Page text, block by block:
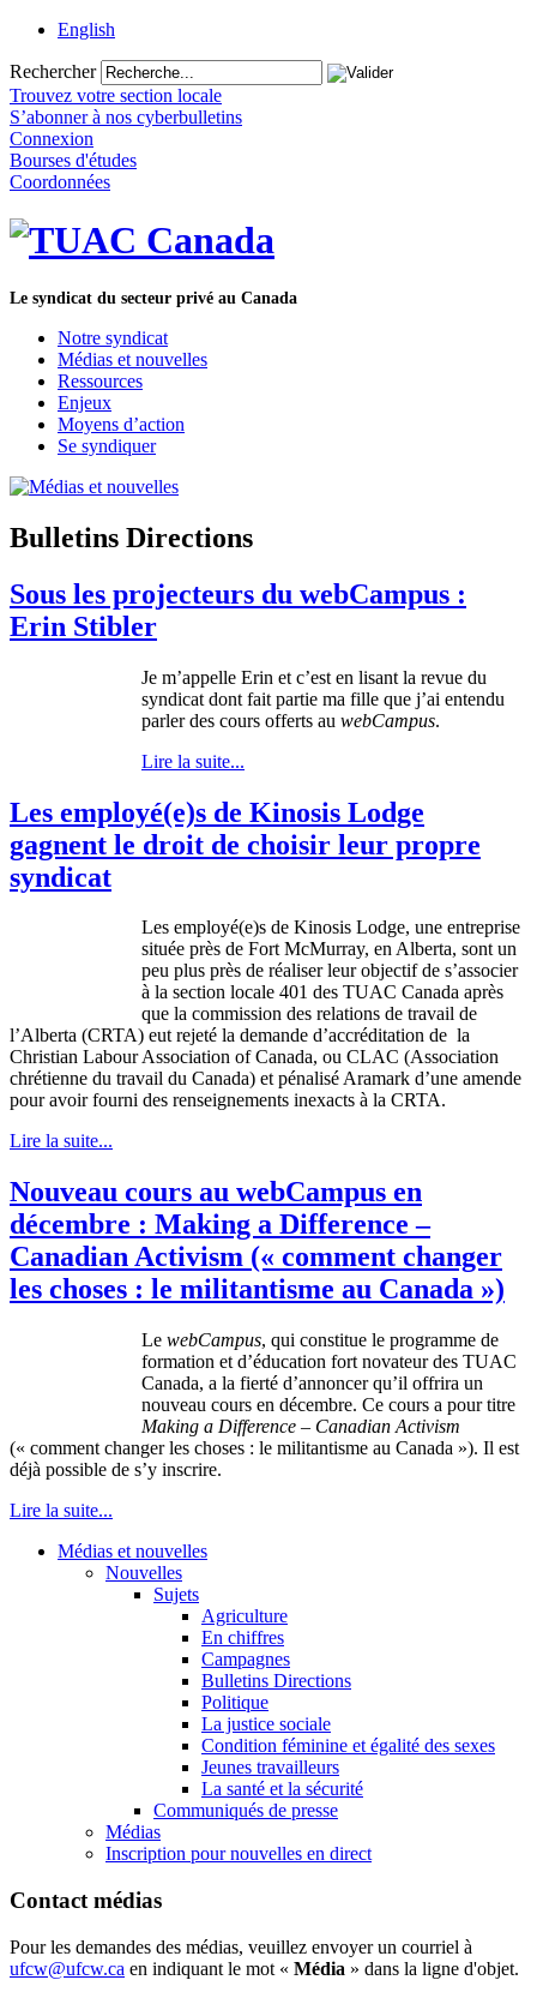
English
Rechercher
Trouvez votre section locale
S’abonner à nos cyberbulletins
Connexion
Bourses d'études
Coordonnées
Le syndicat du secteur privé au Canada
Notre syndicat
Médias et nouvelles
Ressources
Enjeux
Moyens d’action
Se syndiquer
Bulletins Directions
Sous les projecteurs du webCampus :
Erin Stibler
Je m’appelle Erin et c’est en lisant la revue du
syndicat dont fait partie ma fille que j’ai entendu
parlerdes cours offerts au webCampus.
Lire la suite...
Les employé(e)s de Kinosis Lodge
gagnent le droit de choisir leur propre
syndicat
Les employé(e)s de Kinosis Lodge, une entreprise
située près de Fort McMurray, en Alberta, sontun
peu plus près de réaliser leur objectifde s’associer
à la section locale 401 des TUAC Canada après
que la commission des relations de travail de
l’Alberta (CRTA) eut rejeté la demande d’accréditation de la
Christian LabourAssociation of Canada, ou CLAC (Association
chrétienne du travail du Canada) etpénaliséAramark d’une amende
pouravoir fourni des renseignements inexacts à la CRTA.
Lire la suite...
Nouveau cours au webCampus en
décembre : Making a Difference –
Canadian Activism (« comment changer
les choses : le militantisme au Canada »)
Le webCampus, qui constitue le programme de
formation et d’éducation fort novateurdes TUAC
Canada, a la fierté d’annoncer qu’il offrira un
nouveau cours en décembre. Ce cours a pourtitre
Making a Difference – Canadian Activism
(« comment changer les choses : le militantisme au Canada »). Il est
déjà possible de s’y inscrire.
Lire la suite...
Médias et nouvelles
Nouvelles
Sujets
Agriculture
En chiffres
Campagnes
Bulletins Directions
Politique
La justice sociale
Condition féminine et égalité des sexes
Jeunes travailleurs
La santé et la sécurité
Communiqués de presse
Médias
Inscription pour nouvelles en direct
Contact médias
Pour les demandes des médias, veuillez envoyer un courriel à
ufcw@ufcw.ca en indiquant le mot « Média » dans la ligne d'objet.